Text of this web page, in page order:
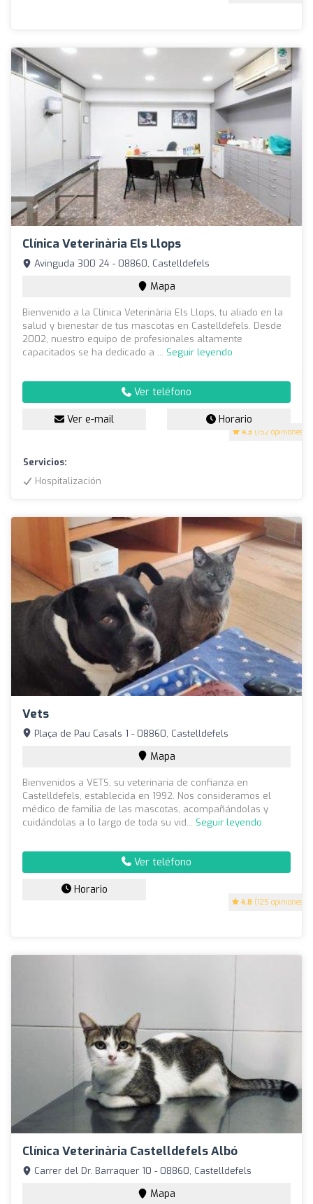
Clínica Veterinària Els Llops
4.3 (152 opiniones)
Avinguda 300 24 - 08860, Castelldefels
Mapa
Bienvenido a la Clínica Veterinària Els Llops, tu aliado en la
salud y bienestar de tus mascotas en Castelldefels. Desde
2002, nuestro equipo de profesionales altamente
capacitados se ha dedicado a ... Seguir leyendo
Ver teléfono
Ver e-mail Horario
Servicios:
Hospitalización
Vets
4.8 (125 opiniones)
Plaça de Pau Casals 1 - 08860, Castelldefels
Mapa
Bienvenidos a VETS, su veterinaria de confianza en
Castelldefels, establecida en 1992. Nos consideramos el
médico de familia de las mascotas, acompañándolas y
cuidándolas a lo largo de toda su vid... Seguir leyendo
Ver teléfono
Horario
Clínica Veterinària Castelldefels Albó
Carrer del Dr. Barraquer 10 - 08860, Castelldefels
Mapa